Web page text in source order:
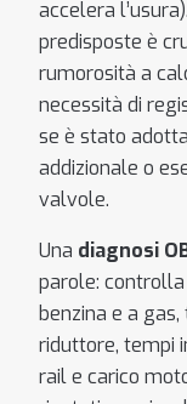
accelera
predisposte è
rumorosità a
necessità di
se è stato
addizionale o
valvole.
Una diagnosi
parole:
benzina e a
riduttore, tempi
rail e carico